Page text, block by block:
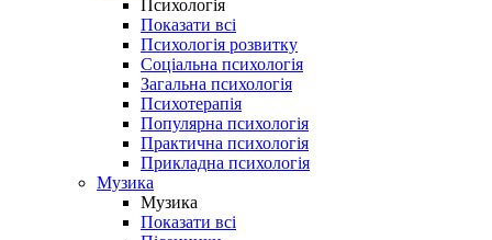
Психологія
Показати всі
Психологія розвитку
Соціальна психологія
Загальна психологія
Психотерапія
Популярна психологія
Практична психологія
Прикладна психологія
Музика
Музика
Показати всі